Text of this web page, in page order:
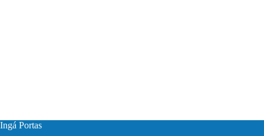
Ingá Portas